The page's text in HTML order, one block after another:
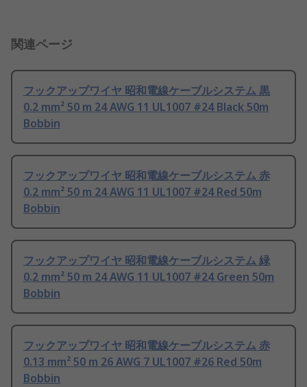
関連ページ
フックアップワイヤ 昭和電線ケーブルシステム 黒
0.2 mm² 50 m 24 AWG 11 UL1007 #24 Black 50m
Bobbin
フックアップワイヤ 昭和電線ケーブルシステム 赤
0.2 mm² 50 m 24 AWG 11 UL1007 #24 Red 50m
Bobbin
フックアップワイヤ 昭和電線ケーブルシステム 緑
0.2 mm² 50 m 24 AWG 11 UL1007 #24 Green 50m
Bobbin
フックアップワイヤ 昭和電線ケーブルシステム 赤
0.13 mm² 50 m 26 AWG 7 UL1007 #26 Red 50m
Bobbin